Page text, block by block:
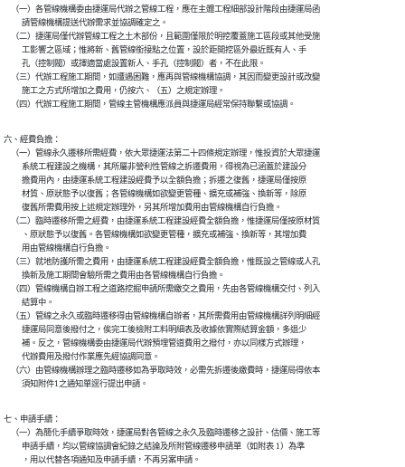
    （一）各管線機構委由捷運局代辦之管線工程，應在主體工程細部設計階段由捷運局函
          請管線機構提送代辦需求並協調確定之。
    （二）捷運局僅代辦管線工程之土木部份，且範圍僅限於明挖覆蓋施工區段或其他受施
          工影響之區域；惟將新、舊管線銜接點之位置，設於距開挖區外最近既有人、手
          孔（控制閥）或擇適當處設置新人、手孔（控制閥）者，不在此限。
    （三）代辦工程施工期間，如遭遇困難，應再與管線機構協調，其因而變更設計或改變
          施工之方式所增加之費用，仍按六、（五）之規定辦理。
    （四）代辦工程施工期間，管線主管機構應派員與捷運局經常保持聯繫或協調。
六、經費負擔：
    （一）管線永久遷移所需經費，依大眾捷運法第二十四條規定辦理，惟投資於大眾捷運
          系統工程建設之機構，其所屬非營利性管線之拆遷費用，得視為已涵蓋於建設分
          擔費用內，由捷運系統工程建設經費予以全額負擔；拆遷之復舊，捷運局僅按原
          材質、原狀態予以復舊；各管線機構如欲變更管種、擴充或補強、換新等，除原
          復舊所需費用按上述規定辦理外，另其所增加費用由管線機構自行負擔。
    （二）臨時遷移所需之經費，由捷運系統工程建設經費全額負擔，惟捷運局僅按原材質
          、原狀態予以復舊。各管線機構如欲變更管種，擴充或補強、換新等，其增加費
          用由管線機構自行負擔。
    （三）就地防護所需之費用，由捷運系統工程建設經費全額負擔，惟既設之管線或人孔
          換新及施工期間會驗所需之費用由各管線機構自行負擔。
    （四）管線機構自辦工程之道路挖掘申請所需繳交之費用，先由各管線機構交付、列入
          結算中。
    （五）管線之永久或臨時遷移得由管線機構自辦者，其所需費用由管線機構詳列明細經
          捷運局同意後撥付之，俟完工後檢附工料明細表及收據依實際結算金額，多退少
          補。反之，管線機構委由捷運局代辦預埋管道費用之撥付，亦以同樣方式辦理，
          代辦費用及撥付作業應先經協調同意。
    （六）由管線機構辦理之臨時遷移如為爭取時效，必需先拆遷後繳費時，捷運局得依本
          須知附件1之通知單逕行提出申請。
七、申請手續：
    （一）為簡化手續爭取時效，捷運局對各管線之永久及臨時遷移之設計、估價、施工等
          申請手續，均以管線協調會紀錄之結論及所附管線遷移申請單（如附表 1）為準
          ，用以代替各項通知及申請手續，不再另案申請。